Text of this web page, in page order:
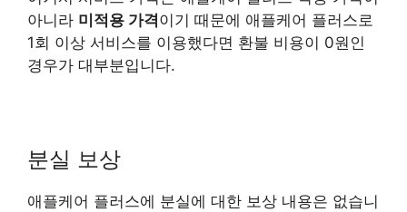
아니라 미적용 가격이기 때문에 애플케어 플러스로
1회 이상 서비스를 이용했다면 환불 비용이 0원인
경우가 대부분입니다.
분실 보상
애플케어 플러스에 분실에 대한 보상 내용은 없습니